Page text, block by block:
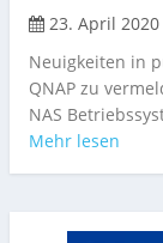
23. April 2020
Neuigkeiten in
QNAP zu
NAS
Mehr lesen